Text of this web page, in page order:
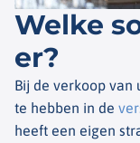
Welke
er?
Bij de verkoop
te hebben in de
heeft een eigen